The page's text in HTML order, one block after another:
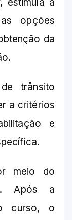
estimula a
opções
da
trânsito
a critérios
e
meio do
Após a
curso, o